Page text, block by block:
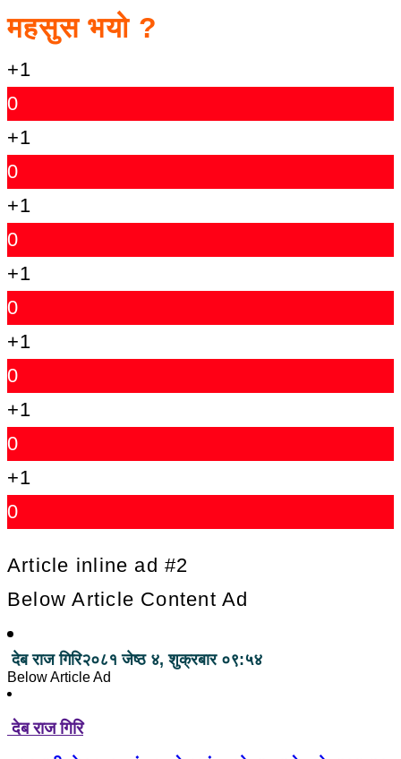
महसुस भयो ?
+1
0
+1
0
+1
0
+1
0
+1
0
+1
0
+1
0
Article inline ad #2
Below Article Content Ad
देब राज गिरि२०८१ जेष्ठ ४, शुक्रबार ०९:५४
Below Article Ad
देब राज गिरि